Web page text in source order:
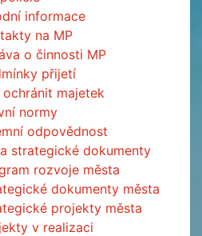
informace
na MP
o činnosti MP
přijetí
ochránit majetek
normy
odpovědnost
strategické dokumenty
rozvoje města
dokumenty města
projekty města
v realizaci